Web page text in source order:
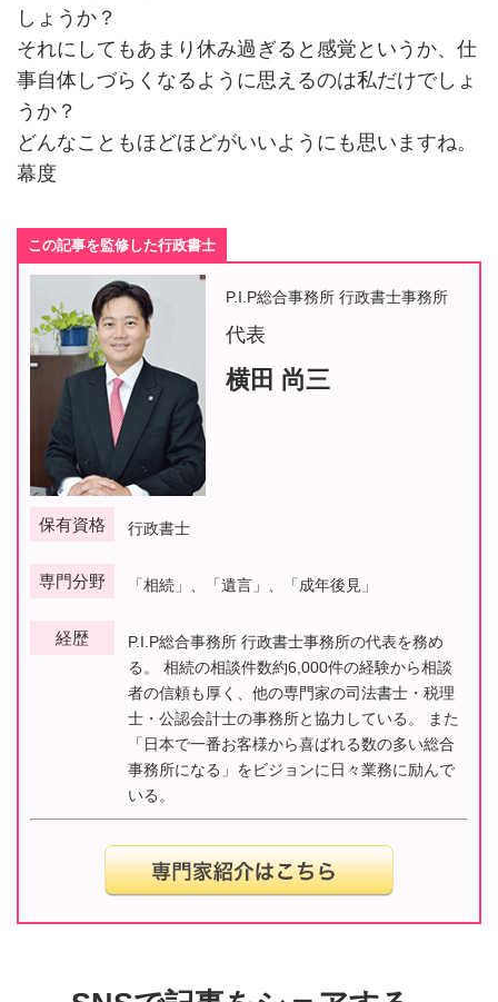
しょうか？
それにしてもあまり休み過ぎると感覚というか、仕
事自体しづらくなるように思えるのは私だけでしょ
うか？
どんなこともほどほどがいいようにも思いますね。
幕度
この記事を監修した行政書士
P.I.P総合事務所 行政書士事務所
代表
横田 尚三
保有資格 行政書士
専門分野 「相続」、「遺言」、「成年後見」
経歴
P.I.P総合事務所 行政書士事務所の代表を務め
る。 相続の相談件数約6,000件の経験から相談
者の信頼も厚く、他の専門家の司法書士・税理
士・公認会計士の事務所と協力している。 また
「日本で一番お客様から喜ばれる数の多い総合
事務所になる」をビジョンに日々業務に励んで
いる。